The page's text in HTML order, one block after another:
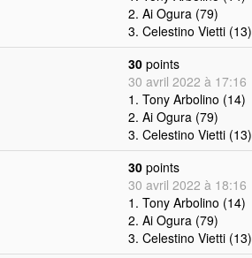
2. Ai Ogura (79)
3. Celestino Vietti (13)
30 points
30 avril 2022 à 17:16
1. Tony Arbolino (14)
2. Ai Ogura (79)
3. Celestino Vietti (13)
30 points
30 avril 2022 à 18:16
1. Tony Arbolino (14)
2. Ai Ogura (79)
3. Celestino Vietti (13)